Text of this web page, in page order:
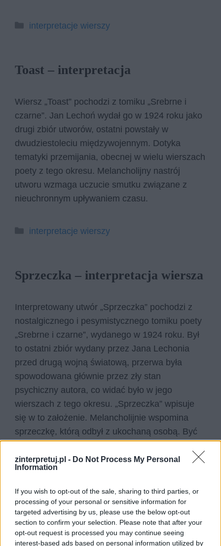
zinterpretuj.pl - Do Not Process My Personal
Information
If you wish to opt-out of the sale, sharing to third parties, or
processing of your personal or sensitive information for
targeted advertising by us, please use the below opt-out
section to confirm your selection. Please note that after your
opt-out request is processed you may continue seeing
interest-based ads based on personal information utilized by
Kategorie
interpretacje wierszy
Toast – interpretacja
Wiersz „Toast” pochodzi z tomiku „Srebrne i
czarne”. Jan Lechoń wydał go w 1924 roku jako
drugi zbiór utworów, ostatni powstały w
dwudziestoleciu międzywojennym. Dotyka
tematyki przemijania, obecnej w wielu wierszach
poety z tego okresu. Melancholijny nastrój
utworu wzmaga uczucie smutku związane z
nieuchronnym upływaniem czasu.
Kategorie
interpretacje wierszy
Sprzeczka – interpretacja wiersza
Interpretowany utwór „Sprzeczka” pochodzi z
nostalgicznego i pesymistycznego tomiku poety
„Srebrne i czarne”, wydanego w 1924 roku. Był
to ostatni zbiór wydany przez Jana Lechonia
przed drugą wojną światową, przerwa była
spowodowana głównie przez zły stan
psychiczny autora, co widać było w jego
wierszach z tego okresu. „Sprzeczka” wpisuje
się w to założenie. Melancholijnie wspomina
sprzeczkę, którą odbył z ukochaną osobą. Być
dlatego tak bardzo ją przeżywa.
Kategorie
interpretacje wierszy
Na niebo wypływają białych